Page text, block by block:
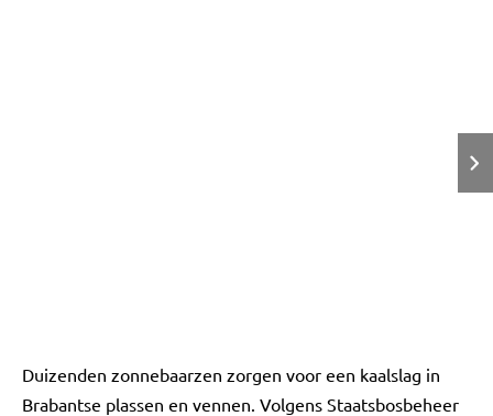
Duizenden zonnebaarzen zorgen voor een kaalslag in
Brabantse plassen en vennen. Volgens Staatsbosbeheer